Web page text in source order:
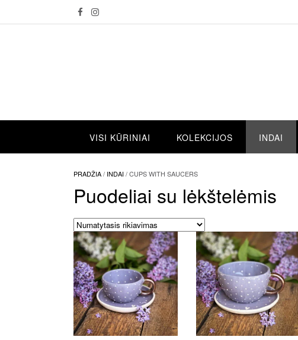
VISI KŪRINIAI KOLEKCIJOS INDAI
PRADŽIA/ INDAI/ CUPS WITH SAUCERS
Puodeliai su lėkštelėmis